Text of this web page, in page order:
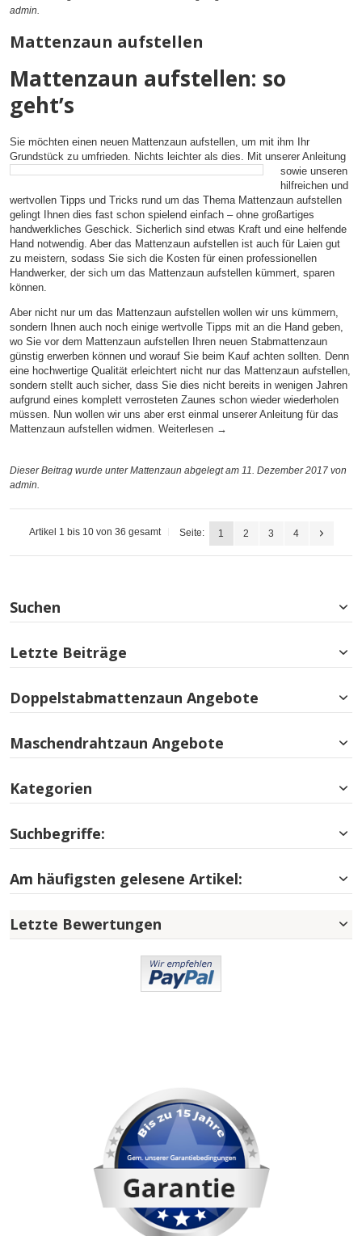
admin.
Mattenzaun aufstellen
Mattenzaun aufstellen: so
geht’s
Sie möchten einen neuen Mattenzaun aufstellen, um mit ihm Ihr
Grundstück zu umfrieden. Nichts leichter als dies. Mit unserer Anleitung
sowie unseren
hilfreichen und
wertvollen Tipps und Tricks rund um das Thema Mattenzaun aufstellen
gelingt Ihnen dies fast schon spielend einfach – ohne großartiges
handwerkliches Geschick. Sicherlich sind etwas Kraft und eine helfende
Hand notwendig. Aber das Mattenzaun aufstellen ist auch für Laien gut
zu meistern, sodass Sie sich die Kosten für einen professionellen
Handwerker, der sich um das Mattenzaun aufstellen kümmert, sparen
können.
Aber nicht nur um das Mattenzaun aufstellen wollen wir uns kümmern,
sondern Ihnen auch noch einige wertvolle Tipps mit an die Hand geben,
wo Sie vor dem Mattenzaun aufstellen Ihren neuen Stabmattenzaun
günstig erwerben können und worauf Sie beim Kauf achten sollten. Denn
eine hochwertige Qualität erleichtert nicht nur das Mattenzaun aufstellen,
sondern stellt auch sicher, dass Sie dies nicht bereits in wenigen Jahren
aufgrund eines komplett verrosteten Zaunes schon wieder wiederholen
müssen. Nun wollen wir uns aber erst einmal unserer Anleitung für das
Mattenzaun aufstellen widmen. Weiterlesen →
Dieser Beitrag wurde unterMattenzaun abgelegt am 11. Dezember 2017 von
admin.
Artikel 1 bis 10 von 36 gesamt Seite: 1 2 3 4
Suchen
Letzte Beiträge
Doppelstabmattenzaun Angebote
Maschendrahtzaun Angebote
Kategorien
Suchbegriffe:
Am häufigsten gelesene Artikel:
Letzte Bewertungen